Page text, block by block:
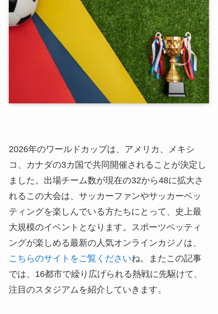
2026年のワールドカップは、アメリカ、メキシ
コ、カナダの3カ国で共同開催されることが決定し
ました。出場チーム数が現在の32から48に拡大さ
れるこの大会は、サッカーファンやサッカーベッ
ティングを楽しんでいる方たちにとって、史上最
大規模のイベントとなります。スポーツベッティ
ングが楽しめる最新の人気オンラインカジノは、
こちらのサイトをご覧くださいね。またこの記事
では、16都市で繰り広げられる熱戦に先駆けて、
注目のスタジアムを紹介していきます。